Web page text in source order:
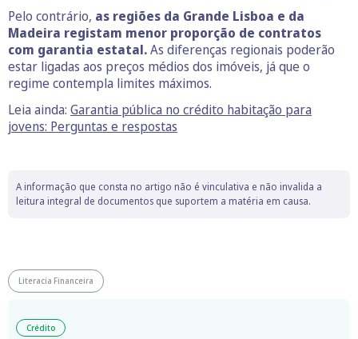
Pelo contrário, as regiões da Grande Lisboa e da
Madeira registam menor proporção de contratos
com garantia estatal.As diferenças regionais poderão
estar ligadas aos preços médios dos imóveis, já que o
regime contempla limites máximos.
Leia ainda: Garantia pública no crédito habitação para
jovens: Perguntas e respostas
A informação que consta no artigo não é vinculativa e não invalida a
leitura integral de documentos que suportem a matéria em causa.
Literacia Financeira
Crédito